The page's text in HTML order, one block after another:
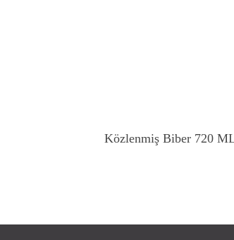
Közlenmiş Biber 720